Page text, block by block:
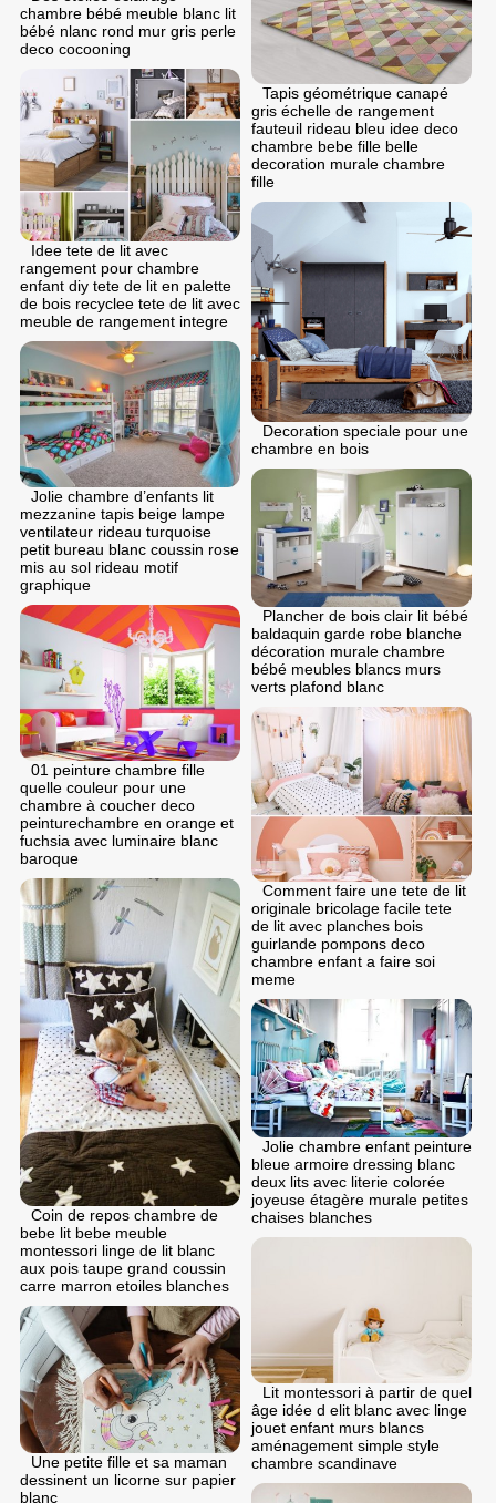
chambre bébé meuble blanc lit
bébé nlanc rond mur gris perle
deco cocooning
Tapis géométrique canapé
gris échelle de rangement
fauteuil rideau bleu idee deco
chambre bebe fille belle
decoration murale chambre
fille
Idee tete de lit avec
rangement pour chambre
enfant diy tete de lit en palette
de bois recyclee tete de lit avec
meuble de rangement integre
Decoration speciale pour une
chambre en bois
Jolie chambre d’enfants lit
mezzanine tapis beige lampe
ventilateur rideau turquoise
petit bureau blanc coussin rose
mis au sol rideau motif
graphique
Plancher de bois clair lit bébé
baldaquin garde robe blanche
décoration murale chambre
bébé meubles blancs murs
verts plafond blanc
01 peinture chambre fille
quelle couleur pour une
chambre à coucher deco
peinturechambre en orange et
fuchsia avec luminaire blanc
baroque
Comment faire une tete de lit
originale bricolage facile tete
de lit avec planches bois
guirlande pompons deco
chambre enfant a faire soi
meme
Coin de repos chambre de
bebe lit bebe meuble
montessori linge de lit blanc
aux pois taupe grand coussin
carre marron etoiles blanches
Jolie chambre enfant peinture
bleue armoire dressing blanc
deux lits avec literie colorée
joyeuse étagère murale petites
chaises blanches
Lit montessori à partir de quel
âge idée d elit blanc avec linge
jouet enfant murs blancs
aménagement simple style
chambre scandinave
Une petite fille et sa maman
dessinent un licorne sur papier
blanc